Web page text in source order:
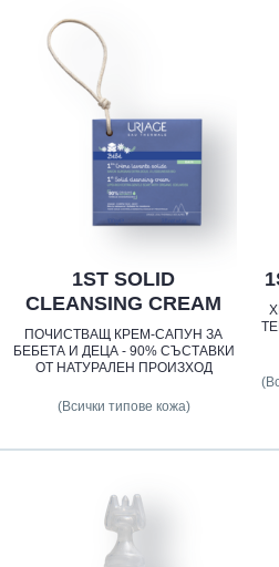
1ST SOLID
CLEANSING CREAM
ПОЧИСТВАЩ КРЕМ-САПУН ЗА
БЕБЕТА И ДЕЦА - 90% СЪСТАВКИ
ОТ НАТУРАЛЕН ПРОИЗХОД
(Всички типове кожа)